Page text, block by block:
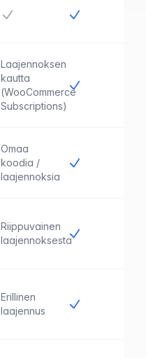
Laajennoksen
kautta
(WooCommerce
Subscriptions)
Omaa
koodia /
laajennoksia
Riippuvainen
laajennoksesta
Erillinen
laajennus